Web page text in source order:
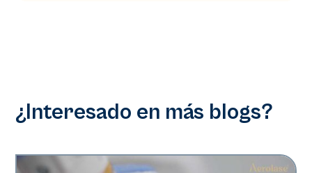
¿Interesado en más blogs?